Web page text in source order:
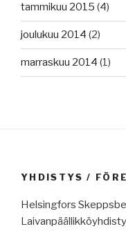
tammikuu 2015 (4)
joulukuu 2014 (2)
marraskuu 2014 (1)
YHDISTYS /
Helsingfors